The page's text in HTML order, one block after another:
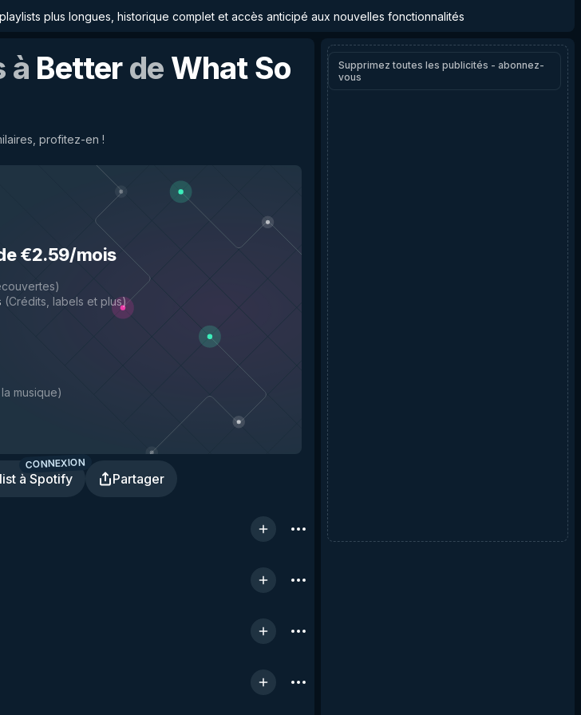
plus longues, historique complet et accès anticipé aux nouvelles fonctionnalités
à Betterde What So
profitez-en !
€2.59/mois
)
(Crédits, labels et plus)
musique)
à Spotify
CONNEXION
Partager
Supprimez toutes les publicités - abonnez-
vous